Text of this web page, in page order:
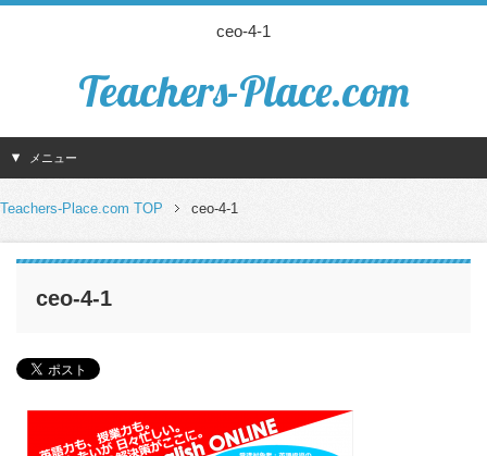
ceo-4-1
Teachers-Place.com
メニュー
Teachers-Place.com TOP ceo-4-1
ceo-4-1